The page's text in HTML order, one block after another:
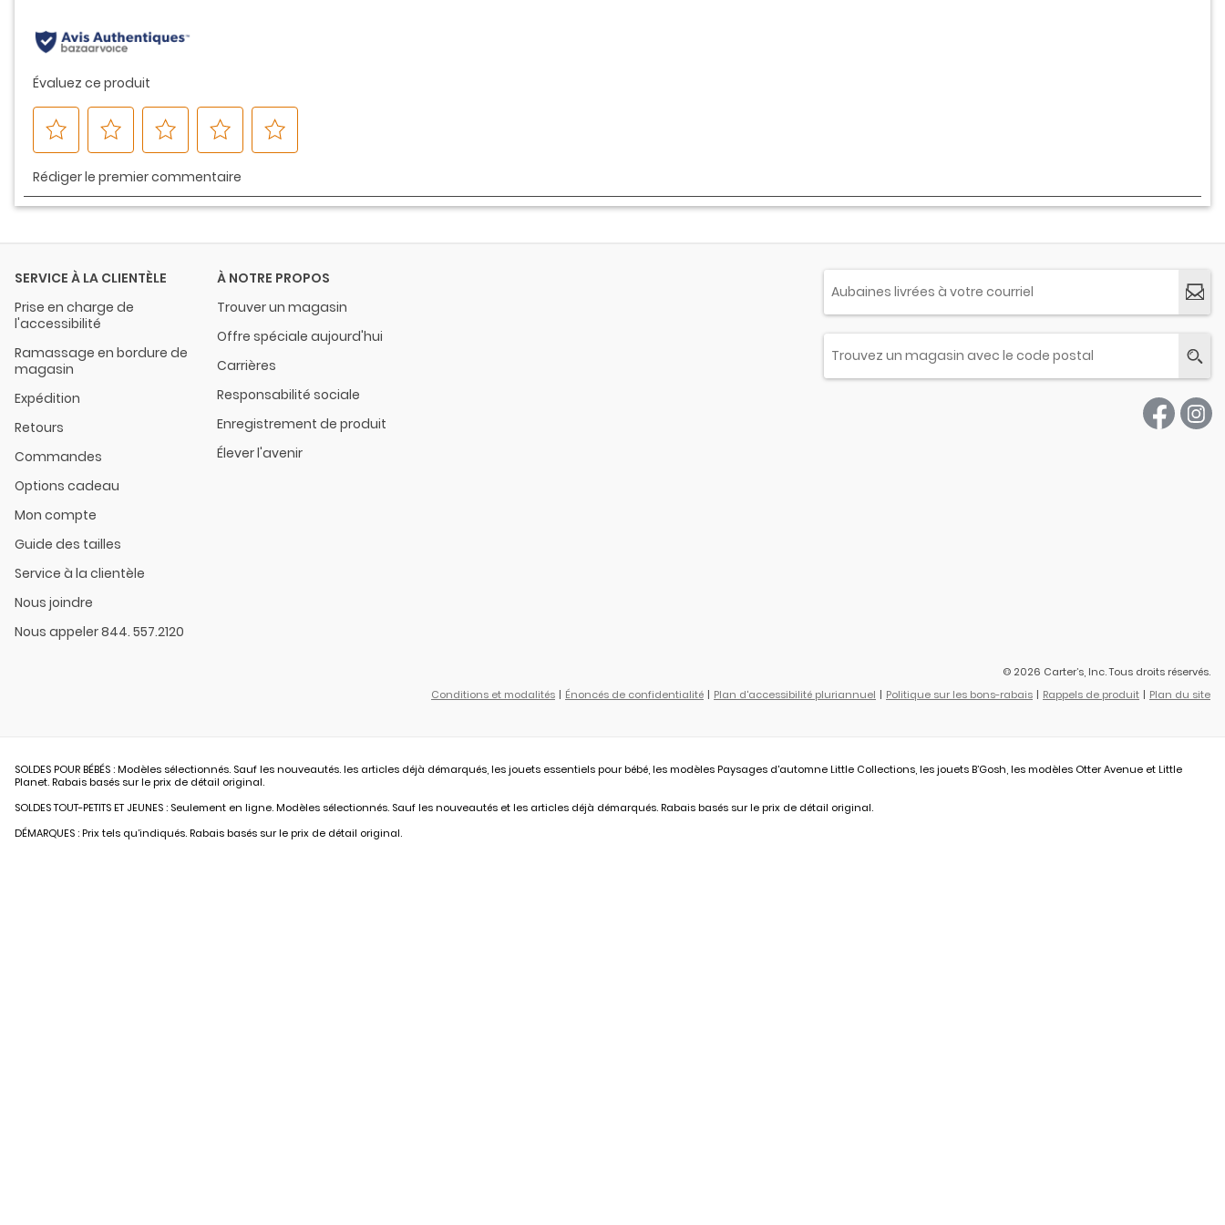
SERVICE À LA CLIENTÈLE
Prise en charge de
l'accessibilité
Ramassage en bordure de
magasin
Expédition
Retours
Commandes
Options cadeau
Mon compte
Guide des tailles
Service à la clientèle
Nous joindre
Nous appeler 844. 557.2120
À NOTRE PROPOS
Trouver un magasin
Offre spéciale aujourd'hui
Carrières
Responsabilité sociale
Enregistrement de produit
Élever l'avenir
© 2026 Carter’s, Inc. Tous droits réservés.
Conditions et modalités
Énoncés de confidentialité Plan d'accessibilité pluriannuel Politique sur les bons-rabais Rappels de produit Plan du site
SOLDES POUR BÉBÉS : Modèles sélectionnés. Sauf les nouveautés. les articles déjà démarqués, les jouets essentiels pour bébé, les modèles Paysages d'automne Little Collections, les jouets B’Gosh, les modèles Otter Avenue et Little
Planet. Rabais basés sur le prix de détail original.
SOLDES TOUT-PETITS ET JEUNES : Seulement en ligne. Modèles sélectionnés. Sauf les nouveautés et les articles déjà démarqués. Rabais basés sur le prix de détail original.
DÉMARQUES : Prix tels qu’indiqués. Rabais basés sur le prix de détail original.